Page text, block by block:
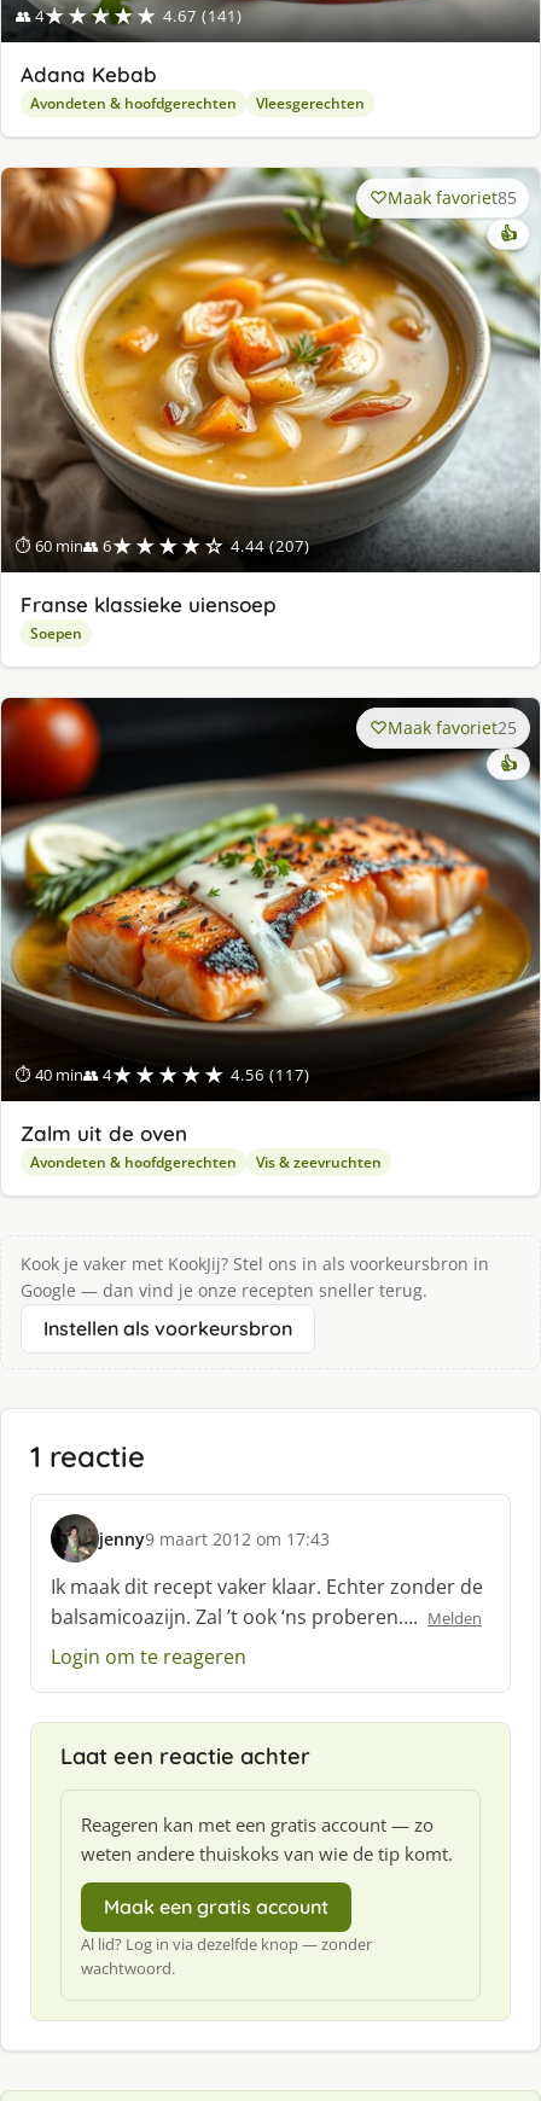
👥 4★★★★★ 4.67 (141)
Adana Kebab
Avondeten & hoofdgerechten Vleesgerechten
⏱ 60 min👥 6★★★★☆ 4.44 (207)
Maak favoriet85
👍
Franse klassieke uiensoep
Soepen
⏱ 40 min👥 4★★★★★ 4.56 (117)
Maak favoriet25
👍
Zalm uit de oven
Avondeten & hoofdgerechten Vis & zeevruchten
Kook je vaker met KookJij? Stel ons in als voorkeursbron in
Google — dan vind je onze recepten sneller terug.
Instellen als voorkeursbron
1 reactie
jenny
s
c
h
r
e
:
9 maart 2012 om 17:43
Ik maak dit recept vaker klaar. Echter zonder de
balsamicoazijn. Zal ’t ook ‘ns proberen…. Melden
Login om te reageren
Laat een reactie achter
Reageren kan met een gratis account — zo
weten andere thuiskoks van wie de tip komt.
Maak een gratis account
Al lid? Log in via dezelfde knop — zonder
wachtwoord.